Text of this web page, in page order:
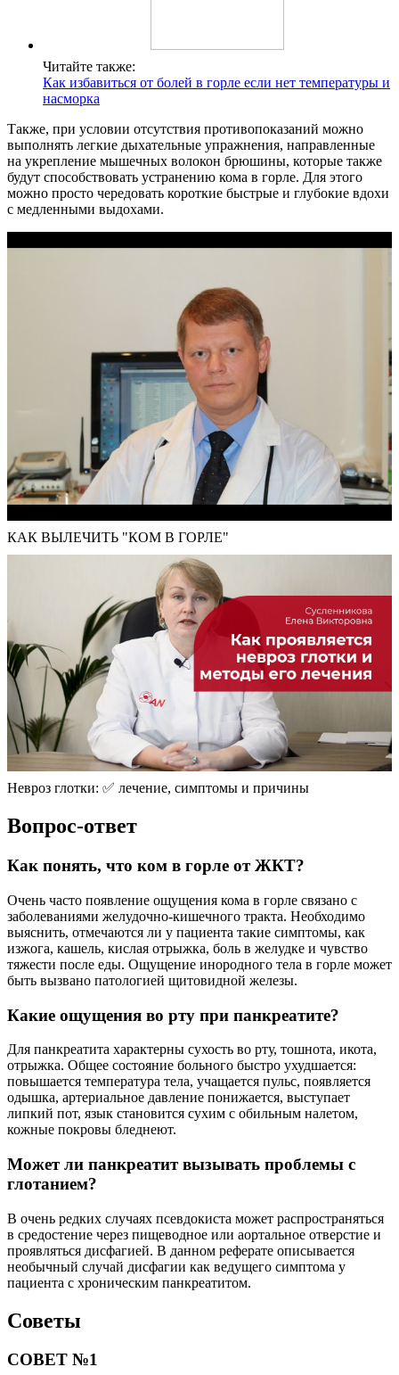
Читайте также:
Как избавиться от болей в горле если нет температуры и
насморка
Также, при условии отсутствия противопоказаний можно
выполнять легкие дыхательные упражнения, направленные
на укрепление мышечных волокон брюшины, которые также
будут способствовать устранению кома в горле. Для этого
можно просто чередовать короткие быстрые и глубокие вдохи
с медленными выдохами.
КАК ВЫЛЕЧИТЬ "КОМ В ГОРЛЕ"
Невроз глотки: ✅ лечение, симптомы и причины
Вопрос-ответ
Как понять, что ком в горле от ЖКТ?
Очень часто появление ощущения кома в горле связано с
заболеваниями желудочно-кишечного тракта. Необходимо
выяснить, отмечаются ли у пациента такие симптомы, как
изжога, кашель, кислая отрыжка, боль в желудке и чувство
тяжести после еды. Ощущение инородного тела в горле может
быть вызвано патологией щитовидной железы.
Какие ощущения во рту при панкреатите?
Для панкреатита характерны сухость во рту, тошнота, икота,
отрыжка. Общее состояние больного быстро ухудшается:
повышается температура тела, учащается пульс, появляется
одышка, артериальное давление понижается, выступает
липкий пот, язык становится сухим с обильным налетом,
кожные покровы бледнеют.
Может ли панкреатит вызывать проблемы с
глотанием?
В очень редких случаях псевдокиста может распространяться
в средостение через пищеводное или аортальное отверстие и
проявляться дисфагией. В данном реферате описывается
необычный случай дисфагии как ведущего симптома у
пациента с хроническим панкреатитом.
Советы
СОВЕТ №1